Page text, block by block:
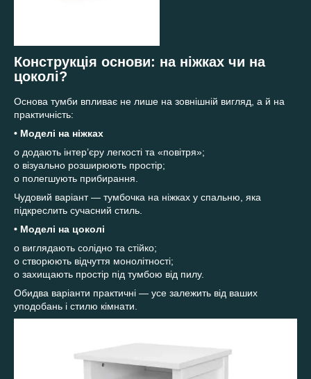
Конструкція основи: на ніжках чи на
цоколі?
Основа тумби впливає не лише на зовнішній вигляд, а й на
практичність:
• Моделі на ніжках
o додають інтер’єру легкості та «повітря»;
o візуально розширюють простір;
o полегшують прибирання.
Чудовий варіант — тумбочка на ніжках у спальню, яка
підкреслить сучасний стиль.
• Моделі на цоколі
o виглядають солідно та стійко;
o створюють відчуття монолітності;
o захищають простір під тумбою від пилу.
Обидва варіанти практичні — усе залежить від ваших
уподобань і стилю кімнати.